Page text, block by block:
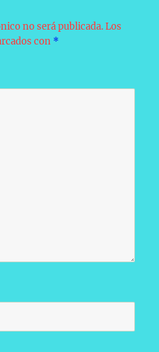
no será publicada. Los
con *